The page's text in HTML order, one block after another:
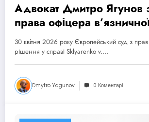
Адвокат Дмитро Ягунов
права офіцера
який став жертвою
неформальних в’язничних
ієрархій, в ЄСПЛ
30 квітня 2026 року Європейський суд з
рішення у справі Sklyarenko v.…
Dmytro Yagunov 0 Коментарі